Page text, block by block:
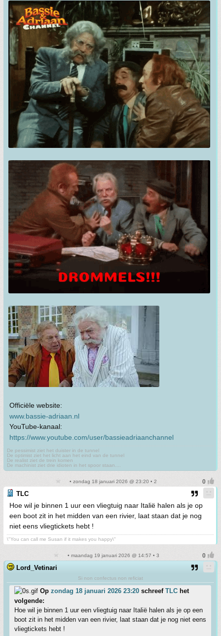
Officiële website:
www.bassie-adriaan.nl
YouTube-kanaal:
https://www.youtube.com/user/bassieadriaanchannel
De pessimist ziet het duister in de tunnel
De optimist ziet het licht aan het eind van de tunnel
De realist ziet de trein komen
De machinist ziet drie idioten in het spoor staan....
• zondag 18 januari 2026 @ 23:20 • 2
TLC
Hoe wil je binnen 1 uur een vliegtuig naar Italië halen als je op
een boot zit in het midden van een rivier, laat staan dat je nog
niet eens vliegtickets hebt !
\"You can call me Susan if it makes you happy\"
• maandag 19 januari 2026 @ 14:57 • 3
Lord_Vetinari
Si non confectus non reficiat
Op zondag 18 januari 2026 23:20 schreef TLC het
volgende:
Hoe wil je binnen 1 uur een vliegtuig naar Italië halen als je op een
boot zit in het midden van een rivier, laat staan dat je nog niet eens
vliegtickets hebt !